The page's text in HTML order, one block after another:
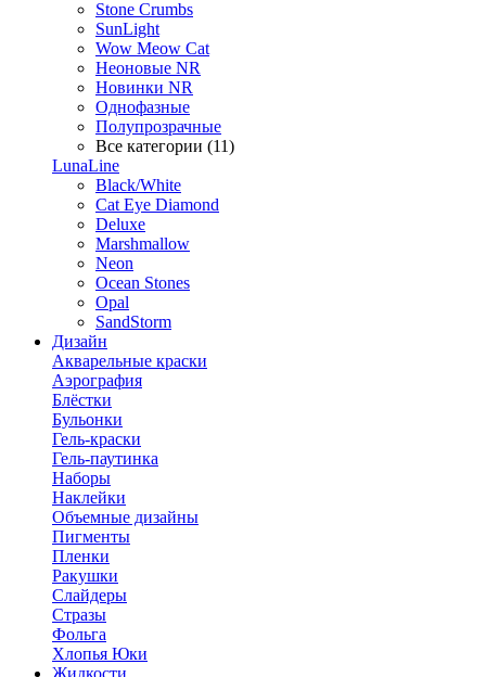
Stone Crumbs
SunLight
Wow Meow Cat
Неоновые NR
Новинки NR
Однофазные
Полупрозрачные
Все категории (11)
LunaLine
Black/White
Cat Eye Diamond
Deluxe
Marshmallow
Neon
Ocean Stones
Opal
SandStorm
Дизайн
Акварельные краски
Аэрография
Блёстки
Бульонки
Гель-краски
Гель-паутинка
Наборы
Наклейки
Объемные дизайны
Пигменты
Пленки
Ракушки
Слайдеры
Стразы
Фольга
Хлопья Юки
Жидкости